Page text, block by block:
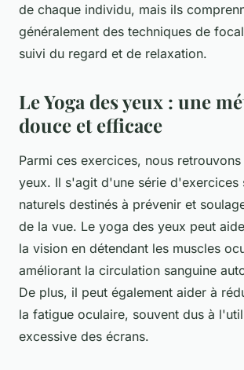
de chaque individu, mais ils
généralement des techniques de
suivi du regard et de relaxation.
Le Yoga des yeux : une
douce et efficace
Parmi ces exercices, nous retrouvons
yeux. Il s'agit d'une série d'exercices
naturels destinés à prévenir et
de la vue. Le yoga des yeux peut
la vision en détendant les muscles
améliorant la circulation sanguine
De plus, il peut également aider à
la fatigue oculaire, souvent dus à
excessive des écrans.